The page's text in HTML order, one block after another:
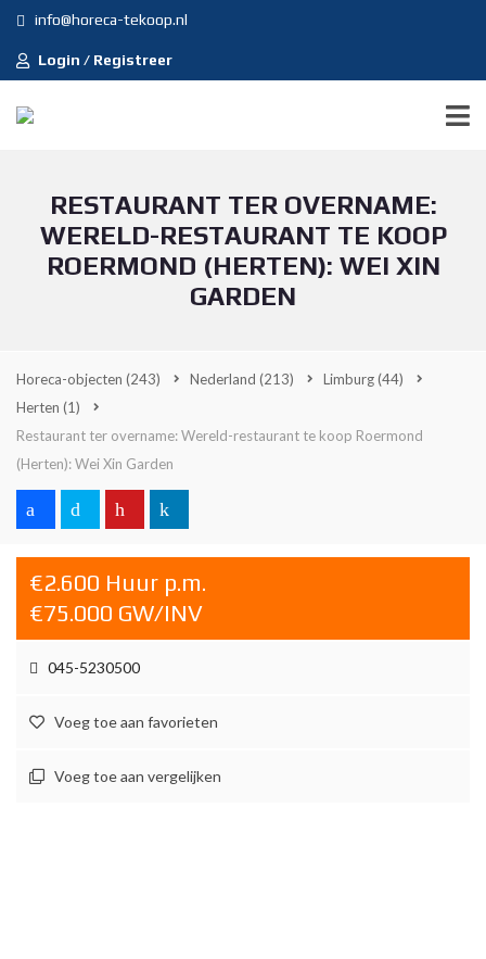
info@horeca-tekoop.nl
Login / Registreer
RESTAURANT TER OVERNAME:
WERELD-RESTAURANT TE KOOP
ROERMOND (HERTEN): WEI XIN
GARDEN
Horeca-objecten (243) Nederland (213) Limburg(44)
Herten (1)
Restaurant ter overname: Wereld-restaurant te koop Roermond
(Herten): Wei Xin Garden
€2.600 Huur p.m.
€75.000 GW/INV
045-5230500
Voeg toe aan favorieten
Voeg toe aan vergelijken